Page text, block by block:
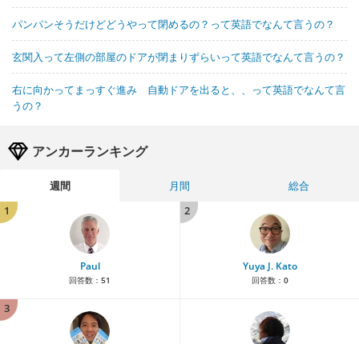
パンパンそうだけどどうやって閉めるの？って英語でなんて言うの？
玄関入って左側の部屋のドアが閉まりずらいって英語でなんて言うの？
右に向かってまっすぐ進み 自動ドアを出ると、、って英語でなんて言
うの？
アンカーランキング
週間 月間
総合
1
Paul
回答数： 51
2
Yuya J. Kato
回答数： 0
3